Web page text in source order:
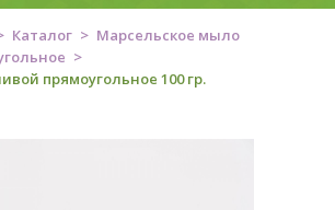
Каталог
Марсельское мыло
прямоугольное 100 гр.